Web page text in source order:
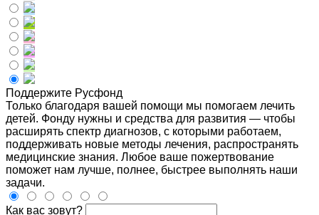
Поддержите Русфонд
Только благодаря вашей помощи мы помогаем лечить
детей. Фонду нужны и средства для развития — чтобы
расширять спектр диагнозов, с которыми работаем,
поддерживать новые методы лечения, распространять
медицинские знания. Любое ваше пожертвование
поможет нам лучше, полнее, быстрее выполнять наши
задачи.
Как вас зовут?